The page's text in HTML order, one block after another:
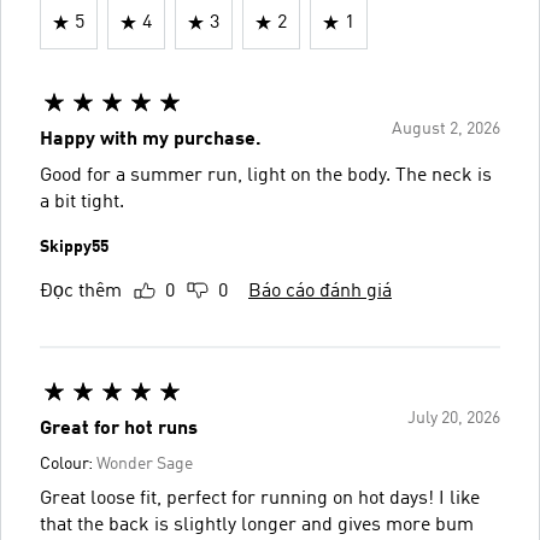
5 4 3 2 1
August 2, 2026
Happy with my purchase.
Good for a summer run, light on the body. The neck is
a bit tight.
Skippy55
Đọc thêm 0 0 Báo cáo đánh giá
July 20, 2026
Great for hot runs
Colour: Wonder Sage
Great loose fit, perfect for running on hot days! I like
that the back is slightly longer and gives more bum